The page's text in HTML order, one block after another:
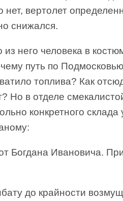
вертолет
снижался.
из него человека в
путь по
топлива? Как
Но в отделе
конкретного склада
Богдана Ивановича.
до крайности